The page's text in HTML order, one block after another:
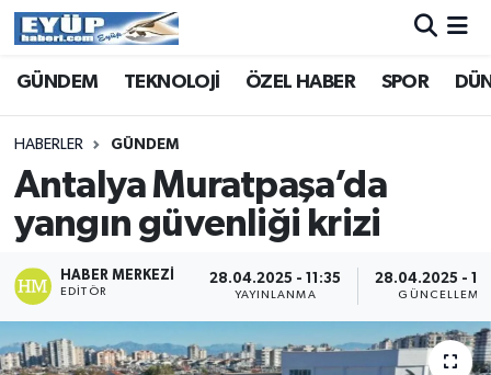
GÜNDEM TEKNOLOJİ ÖZEL HABER SPOR
HABERLER GÜNDEM
Antalya Muratpaşa’da
yangın güvenliği krizi
HABER MERKEZI
EDITÖR
28.04.2025 - 11:35
YAYINLANMA
28.04.2025 -
GÜNCELLEME